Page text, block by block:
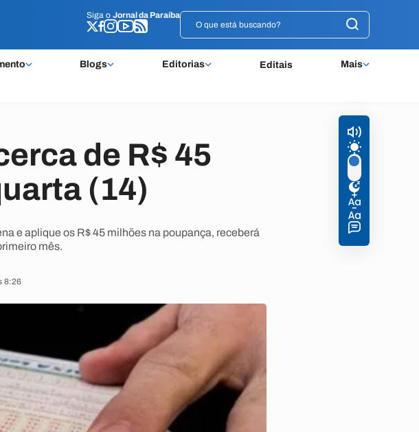
Siga o Jornal da Paraíba
Blogs Editorias Editais Mais
Siga o Jornal da Paraíba
de R$ 45
(14)
e aplique os R$ 45 milhões na poupança, receberá
mês.
8:26